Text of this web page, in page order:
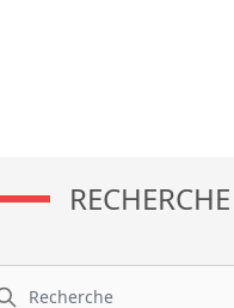
RECHERCHE